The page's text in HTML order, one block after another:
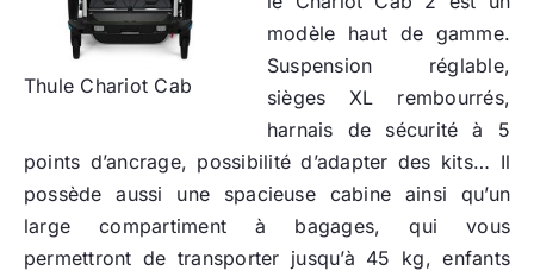
Thule Chariot Cab
modèle haut de gamme.
Suspension réglable,
sièges XL rembourrés,
harnais de sécurité à 5
points d’ancrage, possibilité d’adapter des kits… Il
possède aussi une spacieuse cabine ainsi qu’un
large compartiment à bagages, qui vous
permettront de transporter jusqu’à 45 kg, enfants